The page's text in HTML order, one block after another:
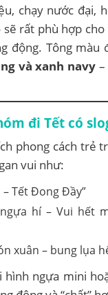
chạy nước đại,
sẽ rất phù hợp
động. Tông màu
và xanh navy
đi Tết có
phong cách trẻ
vui như:
– Tết Đong Đầy”
hí – Vui hết
xuân – bung lụa
hình ngựa mini